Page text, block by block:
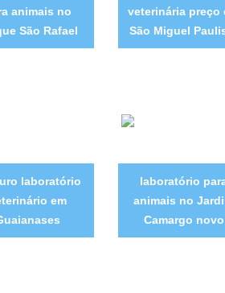
animais no
São Rafael
veterinária preço
São Miguel
laboratório
em
laboratório
animais no
Camargo novo